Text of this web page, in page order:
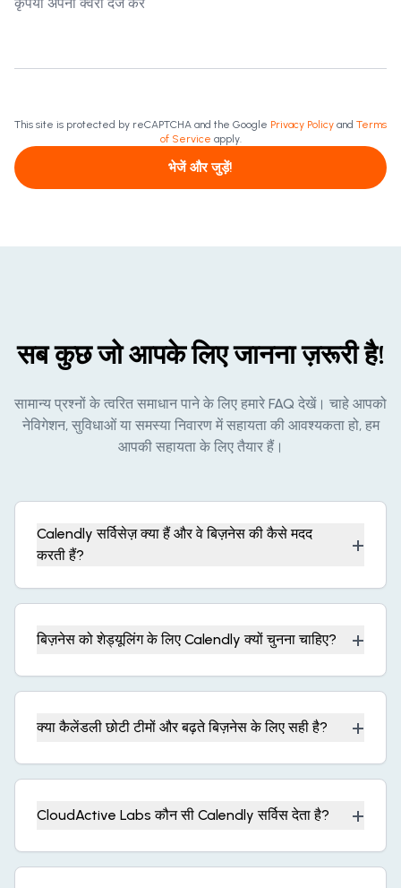
This site is protected by reCAPTCHA and the Google Privacy Policy and Terms
of Service apply.
भेजें और जुड़ें!
सब कुछ जो आपके लिए जानना ज़रूरी है!
सामान्य प्रश्नों के त्वरित समाधान पाने के लिए हमारे FAQ देखें। चाहे आपको
नेविगेशन, सुविधाओं या समस्या निवारण में सहायता की आवश्यकता हो, हम
आपकी सहायता के लिए तैयार हैं।
Calendly सर्विसेज़ क्या हैं और वे बिज़नेस की कैसे मदद
करती हैं?
+
बिज़नेस को शेड्यूलिंग के लिए Calendly क्यों चुनना चाहिए? +
क्या कैलेंडली छोटी टीमों और बढ़ते बिज़नेस के लिए सही है? +
CloudActive Labs कौन सी Calendly सर्विस देता है? +